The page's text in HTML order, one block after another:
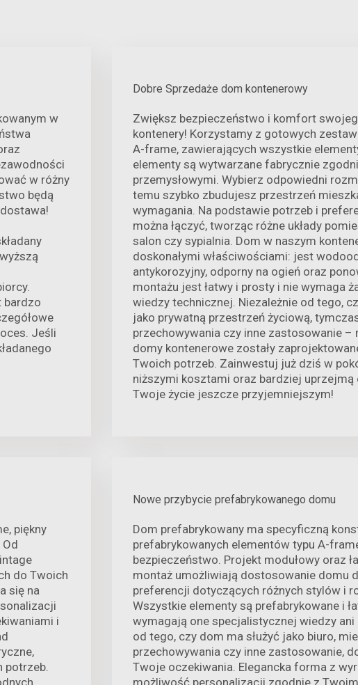
w
w różny
będą
bardzo
Jeśli
Dobre Sprzedaże dom kontenerowy
Zwiększ bezpieczeństwo i komfort
kontenery! Korzystamy z gotowych
A-frame, zawierających wszystkie
elementy są wytwarzane fabrycznie
przemysłowymi. Wybierz odpowiedni
temu szybko zbudujesz przestrzeń
wymagania. Na podstawie potrzeb i
można łączyć, tworząc różne układy
salon czy sypialnia. Dom w naszym
doskonałymi właściwościami: jest
antykorozyjny, odporny na ogień oraz
montażu jest łatwy i prosty i nie wymaga
wiedzy technicznej. Niezależnie od tego,
jako prywatną przestrzeń życiową,
przechowywania czy inne zastosowanie –
domy kontenerowe zostały
Twoich potrzeb. Zainwestuj już dziś w
niższymi kosztami oraz bardziej uprzejmą
Twoje życie jeszcze przyjemniejszym!
piękny
do Twoich
się na
i
Nowe przybycie prefabrykowanego domu
Dom prefabrykowany ma specyficzną
prefabrykowanych elementów typu A-
bezpieczeństwo. Projekt modułowy oraz
montaż umożliwiają dostosowanie domu
preferencji dotyczących różnych stylów i
Wszystkie elementy są prefabrykowane i
wymagają one specjalistycznej wiedzy
od tego, czy dom ma służyć jako biuro,
przechowywania czy inne zastosowanie,
Twoje oczekiwania. Elegancka forma z
możliwość personalizacji zgodnie z